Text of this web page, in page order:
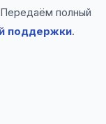
полный
поддержки.